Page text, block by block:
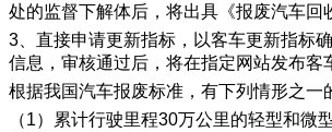
处的监督下解体后，将出具《报废汽车回
3、直接申请更新指标，以客车更新指标
信息，审核通过后，将在指定网站发布客
根据我国汽车报废标准，有下列情形之一
（1）累计行驶里程30万公里的轻型和